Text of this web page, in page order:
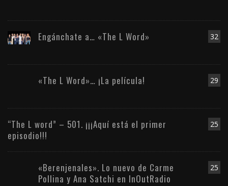
32
Engánchate a… «The L Word»
29
«The L Word»… ¡La película!
25
“The L word” – 501. ¡¡¡Aquí está el primer
episodio!!!
25
«Berenjenales». Lo nuevo de Carme
Pollina y Ana Satchi en InOutRadio